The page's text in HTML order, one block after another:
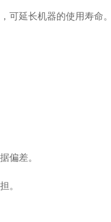
可延长机器的使用寿命。
偏差。
。